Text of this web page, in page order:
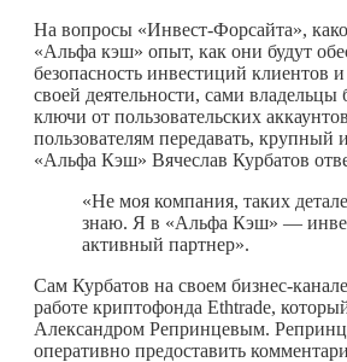
На вопросы «Инвест-Форсайта»,
«Альфа кэш» опыт, как они будут
безопасность инвестиций клиентов и
своей деятельности, сами владельцы
ключи от пользовательских
пользователям передавать, крупный
«Альфа Кэш» Вячеслав Курбатов
«Не моя компания, таких
знаю. Я в «Альфа Кэш» —
активный партнер».
Сам Курбатов на своем бизнес-
работе криптофонда Ethtrade,
Александром Репринцевым.
оперативно предоставить